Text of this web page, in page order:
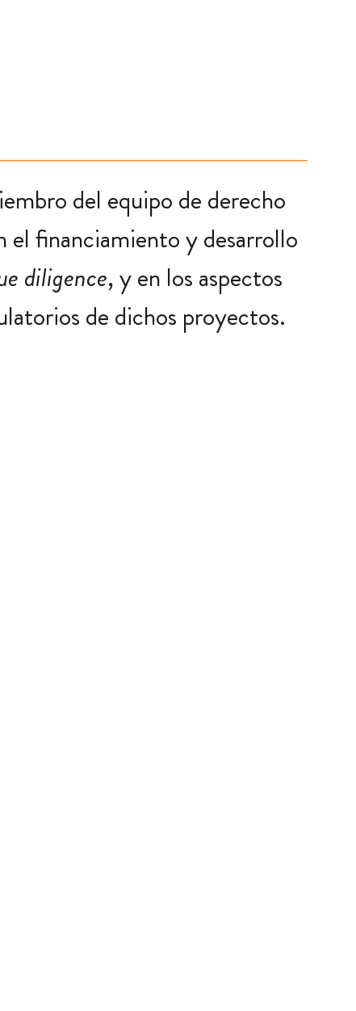
del equipo de derecho
el financiamiento y desarrollo
diligence, y en los aspectos
de dichos proyectos.